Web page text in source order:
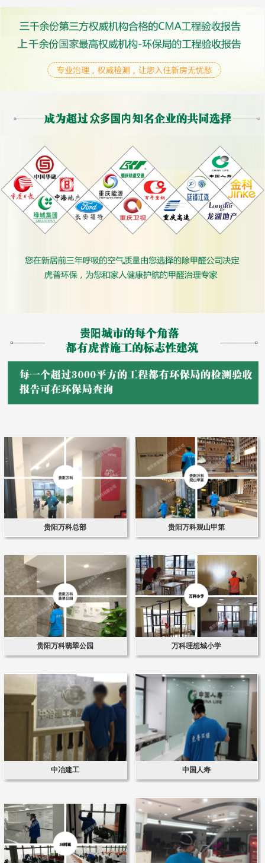
贵阳万科总部 贵阳万科观山甲第
贵阳万科翡翠公园 万科理想城小学
中冶建工 中国人寿